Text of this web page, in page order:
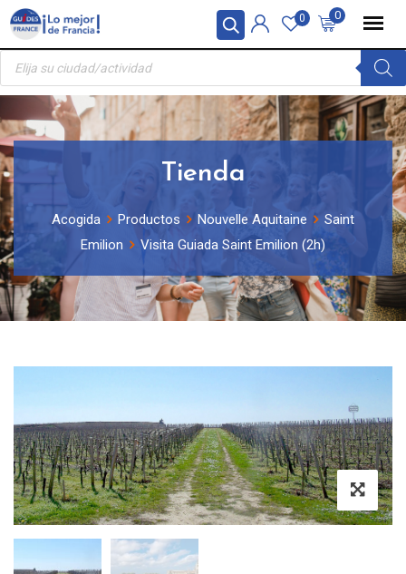
Panel de gestión de cookies
Skip
content
0
0
Búsqueda
productos
Tienda
Acogida Productos Nouvelle Aquitaine
Saint
Emilion
Visita Guiada Saint Emilion (2h)